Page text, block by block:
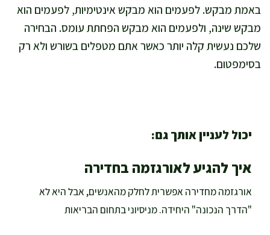
באמת מבקש. לפעמים הוא מבקש אינטימיות, לפעמים הוא
מבקש שינה, ולפעמים הוא מבקש הפחתת עומס. הבחירה
שלכם נעשית קלה יותר כאשר אתם מטפלים בשורש ולא רק
בסימפטום.
יכול לעניין אותך גם:
איך להגיע לאורגזמה בחדירה
אורגזמה מחדירה אפשרית לחלק מהאנשים, אבל היא לא
"הדרך הנכונה" היחידה. מניסיוני בתחום הבריאות